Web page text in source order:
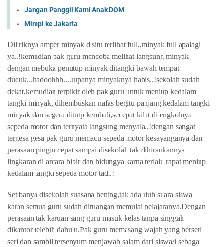
Jangan Panggil Kami Anak DOM
Mimpi ke Jakarta
Diliriknya amper minyak disitu terlihat full,,minyak full apalagi
ya..!kemudian pak guru mencoba melihat langsung minyak
dengan mebuka penutup minyak ditangki bawah tempat
duduk...hadoohhh....rupanya minyaknya habis..!sekolah sudah
dekat,kemudian terpikir oleh pak guru untuk meniup kedalam
tangki minyak,,dihembuskan nafas begitu panjang kedalam tangki
minyak dan segera ditutp kembali,secepat kilat di engkolnya
sepeda motor dan ternyata langsung menyala..!dengan sangat
tergesa gesa pak guru memacu sepeda motor kesayanganya dan
perasaan pingin cepat sampai disekolah.tak dihiraukannya
lingkaran di antara bibir dan hidungya karna terlalu rapat meniup
kedalam tangki sepeda motor tadi.!
Setibanya disekolah suasana hening,tak ada riuh suara siswa
karan semua guru sudah diruangan memulai pelajaranya.Dengan
perasaan tak karuan sang guru masuk kelas tanpa singgah
dikantor telebih dahulu.Pak guru memasang wajah yang berseri
seri dan sambil tersenyum menjawab salam dari siswa/i sebagai